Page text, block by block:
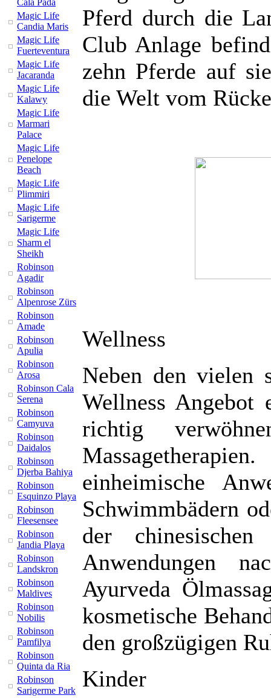
Cala Pada
Magic Life
Candia Maris
Magic Life
Fuerteventura
Magic Life
Jacaranda
Magic Life
Kalawy
Magic Life
Marmari
Palace
Magic Life
Penelope
Beach
Magic Life
Plimmiri
Magic Life
Sarigerme
Magic Life
Sharm el
Sheikh
Robinson
Agadir
Robinson
Alpenrose Zürs
Robinson
Amade
Robinson
Apulia
Robinson
Arosa
Robinson Cala
Serena
Robinson
Camyuva
Robinson
Daidalos
Robinson
Djerba Bahiya
Robinson
Esquinzo Playa
Robinson
Fleesensee
Robinson
Jandia Playa
Robinson
Landskron
Robinson
Maldives
Robinson
Nobilis
Robinson
Pamfilya
Robinson
Quinta da Ria
Robinson
Sarigerme Park
Pferd durch die
Club Anlage
zehn Pferde auf
die Welt vom
Wellness
Neben den vielen
Wellness Angebot
richtig
einheimische
Schwimmbädern
der
Anwendungen
Ayurveda
kosmetische
den großzügigen
Kinder